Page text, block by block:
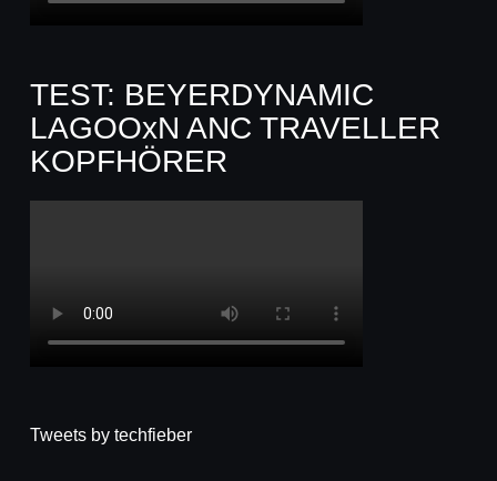
TEST: BEYERDYNAMIC
LAGOOxN ANC TRAVELLER
KOPFHÖRER
Tweets by techfieber